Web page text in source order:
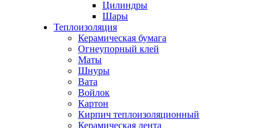
Цилиндры
Шары
Теплоизоляция
Керамическая бумага
Огнеупорный клей
Маты
Шнуры
Вата
Войлок
Картон
Кирпич теплоизоляционный
Керамическая лента